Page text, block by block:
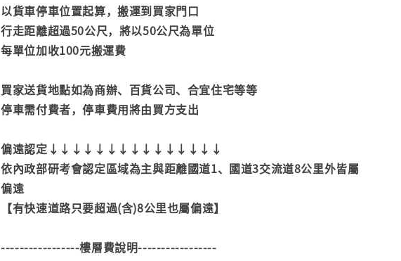
以貨車停車位置起算，搬運到買家門口
行走距離超過50公尺，將以50公尺為單位
每單位加收100元搬運費
買家送貨地點如為商辦、百貨公司、合宜住宅等等
停車需付費者，停車費用將由買方支出
偏遠認定↓↓↓↓↓↓↓↓↓↓↓↓↓↓↓
依內政部研考會認定區域為主與距離國道1、國道3交流道8公里外皆屬
偏遠
【有快速道路只要超過(含)8公里也屬偏遠】
-----------------樓層費說明-----------------